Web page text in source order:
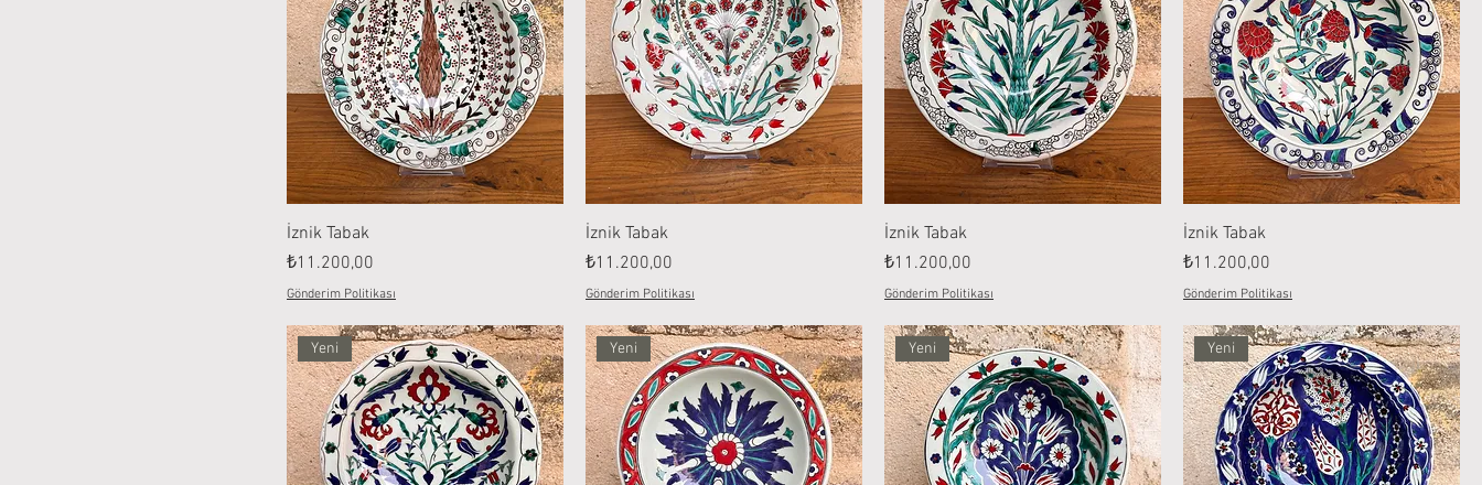
İznik Tabak
Fiyat
₺11.200,00
Gönderim Politikası
İznik Tabak
Fiyat
₺11.200,00
Gönderim Politikası
İznik Tabak
Fiyat
₺11.200,00
Gönderim Politikası
İznik Tabak
Fiyat
₺11.200,00
Gönderim Politikası
Yeni Yeni Yeni Yeni